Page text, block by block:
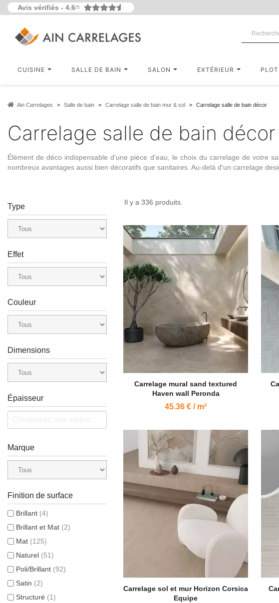
Avis vérifiés - 4.6/5
CUISINE SALLE DE BAIN SALON EXTÉRIEUR
Ain Carrelages Salle de bain Carrelage salle de bain mur & sol Carrelage salle de bain décor
Carrelage salle de bain décor
Élément de déco indispensable d'une pièce d'eau, le choix du carrelage de votre
nombreux avantages aussi bien décoratifs que sanitaires. Au-delà d'un carrelage
Type
Effet
Couleur
Dimensions
Épaisseur
Marque
Finition de surface
Brillant (4)
Brillant et Mat (2)
Mat (125)
Naturel (51)
Poli/Brillant (92)
Satin (2)
Structuré (1)
Il y a 336 produits.
Carrelage mural sand textured
Haven wall Peronda
45.36 € / m²
Carrelage sol et mur Horizon Corsica
Equipe